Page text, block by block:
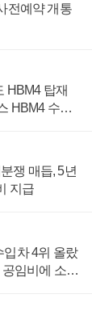
전예약 개통
HBM4 탑재
HBM4 수율
쟁 매듭, 5년
지급
입차 4위 올랐
임비에 소비